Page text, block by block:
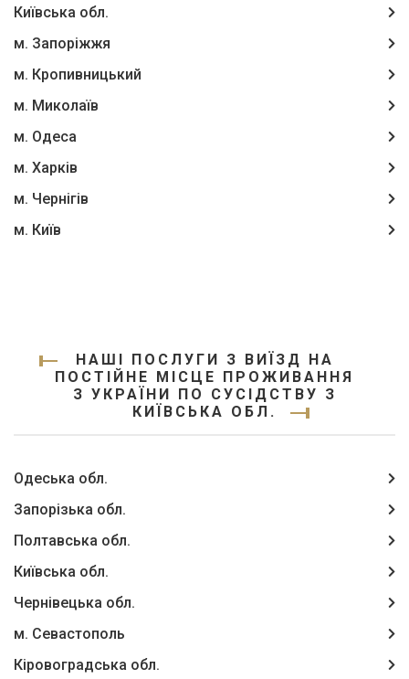
Київська обл.
м. Запоріжжя
м. Кропивницький
м. Миколаїв
м. Одеса
м. Харків
м. Чернігів
м. Київ
НАШІ ПОСЛУГИ З ВИЇЗД НА
ПОСТІЙНЕ МІСЦЕ ПРОЖИВАННЯ
З УКРАЇНИ ПО СУСІДСТВУ З
КИЇВСЬКА ОБЛ.
Одеська обл.
Запорізька обл.
Полтавська обл.
Київська обл.
Чернівецька обл.
м. Севастополь
Кіровоградська обл.